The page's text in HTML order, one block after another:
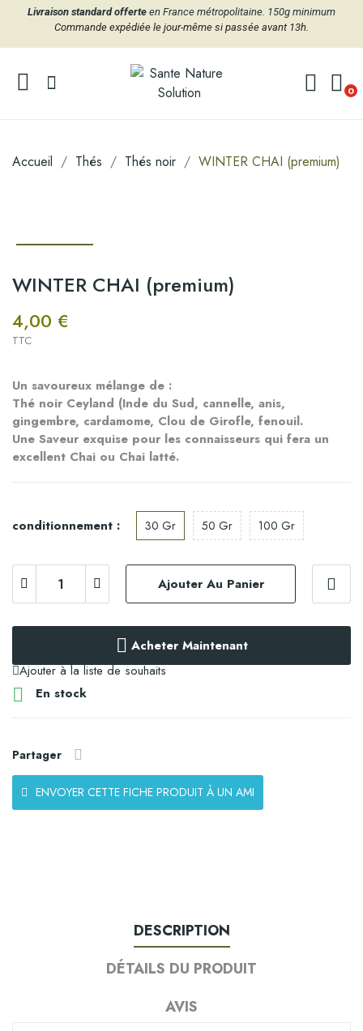
Livraison standard offerte en France métropolitaine. 150g minimum
Commande expédiée le jour-même si passée avant 13h.
0
Accueil Thés Thés noir WINTER CHAI (premium)
WINTER CHAI (premium)
4,00 €
TTC
Un savoureux mélange de :
Thé noir Ceyland (Inde du Sud, cannelle, anis,
gingembre, cardamome, Clou de Girofle, fenouil.
Une Saveur exquise pour les connaisseurs qui fera un
excellent Chai ou Chai latté.
conditionnement : 30 Gr 50 Gr 100 Gr
Ajouter Au Panier
Acheter Maintenant
Ajouter à la liste de souhaits
 En stock
Partager
ENVOYER CETTE FICHE PRODUIT À UN AMI
DESCRIPTION
DÉTAILS DU PRODUIT
AVIS